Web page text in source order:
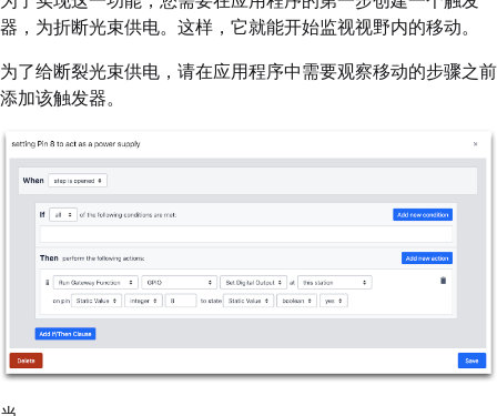
器，为折断光束供电。这样，它就能开始监视视野内的移动。
为了给断裂光束供电，请在应用程序中需要观察移动的步骤之前
添加该触发器。